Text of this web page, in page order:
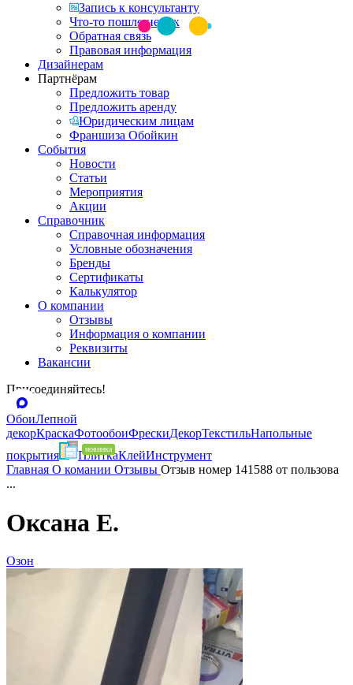
Запись к консультанту
Что-то пошло не так
Обратная связь
Правовая информация
Дизайнерам
Партнёрам
Предложить товар
Предложить аренду
Юридическим лицам
Франшиза Обойкин
События
Новости
Статьи
Мероприятия
Акции
Справочник
Справочная информация
Условные обозначения
Бренды
Сертификаты
Калькулятор
О компании
Отзывы
Информация о компании
Реквизиты
Вакансии
Присоединяйтесь!
ОбоиЛепной
декорКраскаФотообоиФрескиДекорТекстильНапольные
покрытия
ПлиткаКлейИнструмент
Главная О комании Отзывы Отзыв номер 141588 от пользова
...
Оксана Е.
Озон